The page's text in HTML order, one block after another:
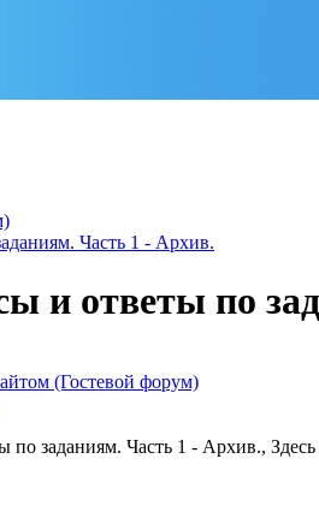
Часть 1 - Архив.
и ответы по
(Гостевой форум)
заданиям. Часть 1 - Архив.,